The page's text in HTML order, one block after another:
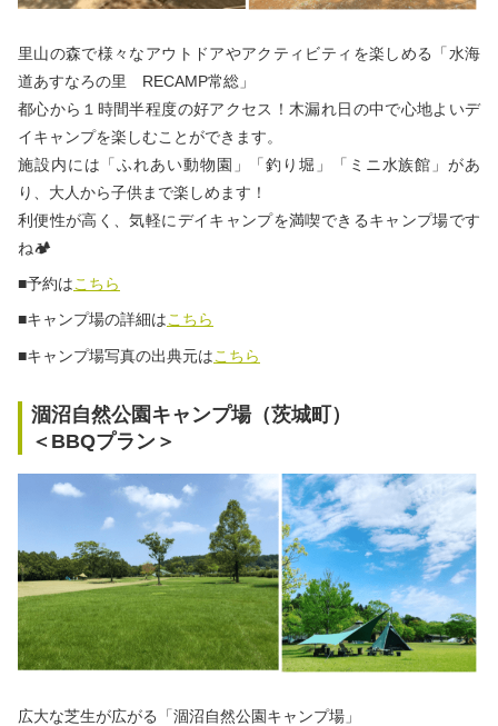
里山の森で様々なアウトドアやアクティビティを楽しめる「水海
道あすなろの里 RECAMP常総」
都心から１時間半程度の好アクセス！木漏れ日の中で心地よいデ
イキャンプを楽しむことができます。
施設内には「ふれあい動物園」「釣り堀」「ミニ水族館」があ
り、大人から子供まで楽しめます！
利便性が高く、気軽にデイキャンプを満喫できるキャンプ場です
ね🏕
■予約はこちら
■キャンプ場の詳細はこちら
■キャンプ場写真の出典元はこちら
涸沼自然公園キャンプ場（茨城町）
＜BBQプラン＞
広大な芝生が広がる「涸沼自然公園キャンプ場」